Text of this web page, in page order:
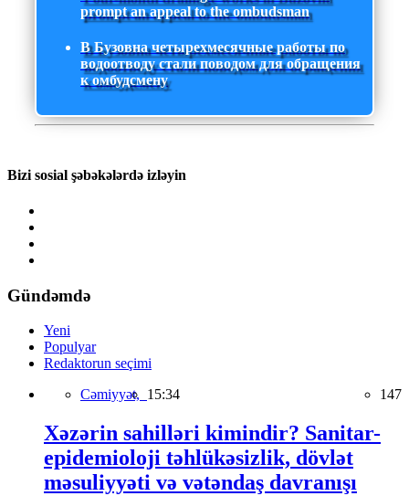
prompt an appeal to the ombudsman
В Бузовна четырехмесячные работы по
водоотводу стали поводом для обращения
к омбудсмену
Bizi sosial şəbəkələrdə izləyin
Gündəmdə
Yeni
Populyar
Redaktorun seçimi
Cəmiyyət, 15:34 147
Xəzərin sahilləri kimindir? Sanitar-
epidemioloji təhlükəsizlik, dövlət
məsuliyyəti və vətəndaş davranışı